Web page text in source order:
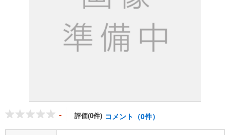
- 評価(0件) コメント（0件）